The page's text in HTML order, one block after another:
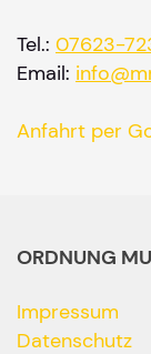
Tel.: 07623-
Email:
Anfahrt per
ORDNUNG
Impressum
Datenschutz